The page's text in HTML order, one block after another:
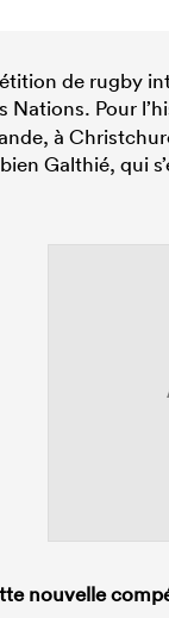
de rugby
Pour
à
Galthié, qui
nouvelle